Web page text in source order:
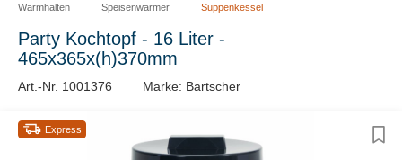
Warmhalten Speisenwärmer Suppenkessel
Party Kochtopf - 16 Liter -
465x365x(h)370mm
Art.-Nr. 1001376 Marke: Bartscher
Express